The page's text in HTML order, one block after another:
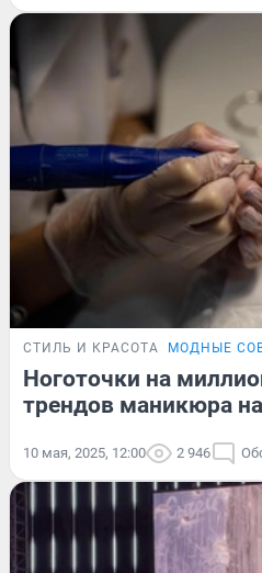
СТИЛЬ И КРАСОТА МОДНЫЕ
Ноготочки на
трендов маникюра
10 мая, 2025, 12:00 2 946